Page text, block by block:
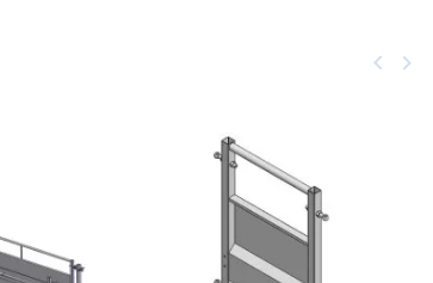
Zurück
keyboard_arrow_left keyboard_arrow_right